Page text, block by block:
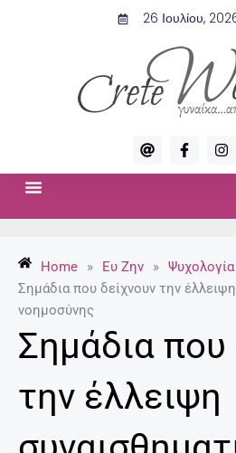
26 Ιουλίου,
A
t
F
a
c
f
I
n
s
m
Home » Ευ Ζην » Ψυχολογία
Σημάδια που δείχνουν την
νοημοσύνης
Σημάδια που
την έλλειψη